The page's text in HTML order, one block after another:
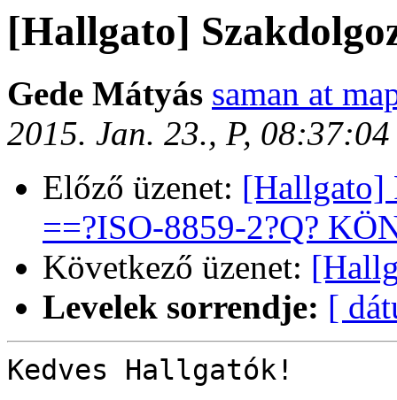
[Hallgato]
Gede Mátyás saman at
2015. Jan. 23., P,
Előző üzenet: [Hallgato]
==?ISO-8859-2?Q?
Következő üzenet:
Levelek sorrendje: [
Kedves Hallgatók!